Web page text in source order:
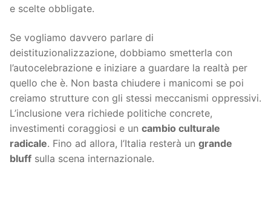
e scelte obbligate.
Se vogliamo davvero parlare di
deistituzionalizzazione, dobbiamo smetterla con
l’autocelebrazione e iniziare a guardare la realtà per
quello che è. Non basta chiudere i manicomi se poi
creiamo strutture con gli stessi meccanismi oppressivi.
L’inclusione vera richiede politiche concrete,
investimenti coraggiosi e un cambio culturale
radicale. Fino ad allora, l’Italia resterà un grande
bluff sulla scena internazionale.